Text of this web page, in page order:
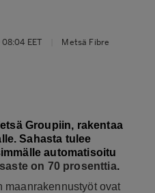
EET Metsä Fibre
Groupiin, rakentaa
Sahasta tulee
automatisoitu
on 70 prosenttia.
maanrakennustyöt ovat